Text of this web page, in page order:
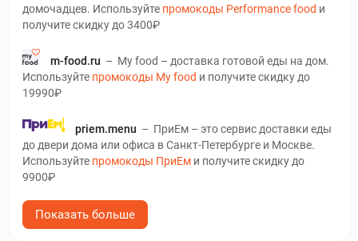
домочадцев. Используйте промокоды Performance food и
получите скидку до 3400₽
m-food.ru – My food – доставка готовой еды на дом.
Используйте промокоды My food и получите скидку до
19990₽
priem.menu – ПриЕм – это сервис доставки еды
до двери дома или офиса в Санкт-Петербурге и Москве.
Используйте промокоды ПриЕм и получите скидку до
9900₽
polza.diet–Польза занимается доставкой
готовых блюд по Москве и Санкт-Петербургу. Используйте
Показать больше